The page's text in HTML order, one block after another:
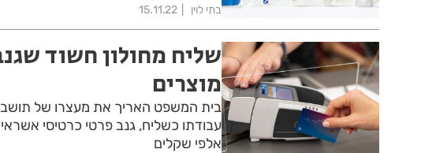
בתי לוין 15.11.22
שליח מחולון חשוד
מוצרים
עבודתו כשליח, גנב פרטי כרטיסי
אלפי שקלים